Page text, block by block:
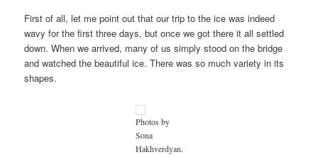
First of all, let me point out that our trip to the ice was indeed
wavy for the first three days, but once we got there it all settled
down. When we arrived, many of us simply stood on the bridge
and watched the beautiful ice. There was so much variety in its
shapes.
Photos by
Sona
Hakhverdyan.